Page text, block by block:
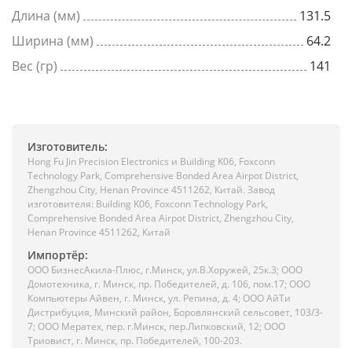
Длина (мм)
131.5
Ширина (мм)
64.2
Вес (гр)
141
Изготовитель:
Hong Fu Jin Precision Electronics и Building K06, Foxconn
Technology Park, Comprehensive Bonded Area Airpot District,
Zhengzhou City, Henan Province 4511262, Китай. Завод
изготовителя: Building K06, Foxconn Technology Park,
Comprehensive Bonded Area Airpot District, Zhengzhou City,
Henan Province 4511262, Китай
Импортёр:
ООО БизнесАкила-Плюc, г.Минск, ул.В.Хоружей, 25к.3; ООО
Домотехника, г. Минск, пр. Победителей, д. 106, пом.17; ООО
Компьютеры Айвен, г. Минск, ул. Репина, д. 4; ООО АйТи
Дистрибуция, Минский район, Боровлянский сельсовет, 103/3-
7; ООО Мератех, пер. г.Минск, пер.Липковский, 12; ООО
Триовист, г. Минск, пр. Победителей, 100-203.